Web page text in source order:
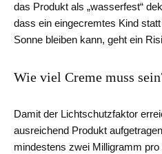
das Produkt als „wasserfest“
dass ein eingecremtes Kind
Sonne bleiben kann, geht ein
Wie viel Creme muss
Damit der Lichtschutzfaktor
ausreichend Produkt
mindestens zwei Milligramm